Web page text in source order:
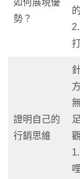
如何展現優
勢？
證明自己的
行銷思維